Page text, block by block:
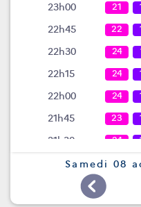
23h00 21
22h45 22
22h30 24
22h15 24
22h00 24
21h45 23
21h30 24
21h15 24
Samedi 08